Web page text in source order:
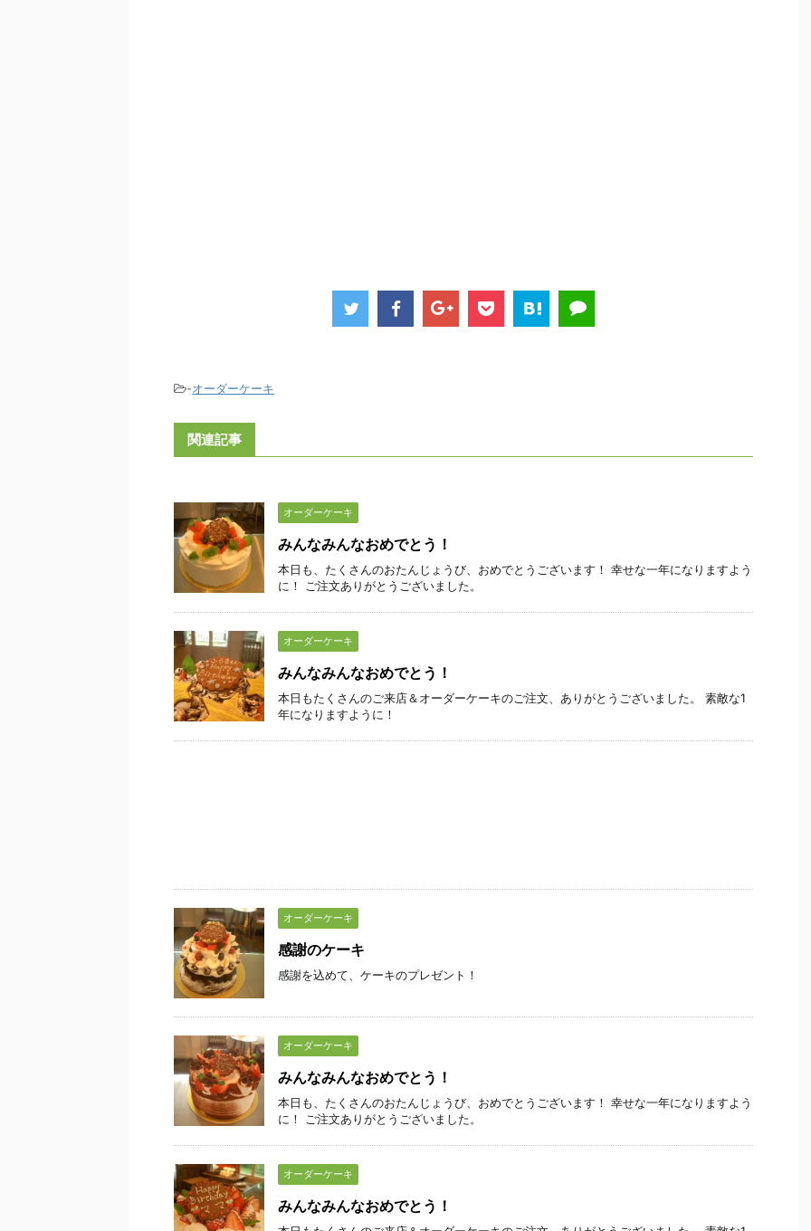
-オーダーケーキ
関連記事
オーダーケーキ
みんなみんなおめでとう！
本日も、たくさんのおたんじょうび、おめでとうございます！ 幸せな一年になりますよう
に！ ご注文ありがとうございました。
オーダーケーキ
みんなみんなおめでとう！
本日もたくさんのご来店＆オーダーケーキのご注文、ありがとうございました。 素敵な1
年になりますように！
オーダーケーキ
感謝のケーキ
感謝を込めて、ケーキのプレゼント！
オーダーケーキ
みんなみんなおめでとう！
本日も、たくさんのおたんじょうび、おめでとうございます！ 幸せな一年になりますよう
に！ ご注文ありがとうございました。
オーダーケーキ
みんなみんなおめでとう！